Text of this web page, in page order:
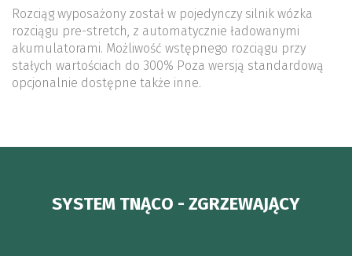
Rozciąg wyposażony został w pojedynczy silnik wózka
rozciągu pre-stretch, z automatycznie ładowanymi
akumulatorami. Możliwość wstępnego rozciągu przy
stałych wartościach do 300% Poza wersją standardową
opcjonalnie dostępne także inne.
SYSTEM TNĄCO - ZGRZEWAJĄCY